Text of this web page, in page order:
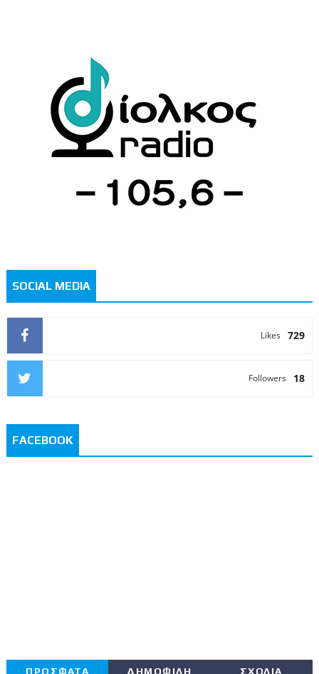
SOCIAL MEDIA
729
Likes
18
Followers
FACEBOOK
ΠΡΟΣΦΑΤΑ ΔΗΜΟΦΙΛΗ ΣΧΟΛΙΑ